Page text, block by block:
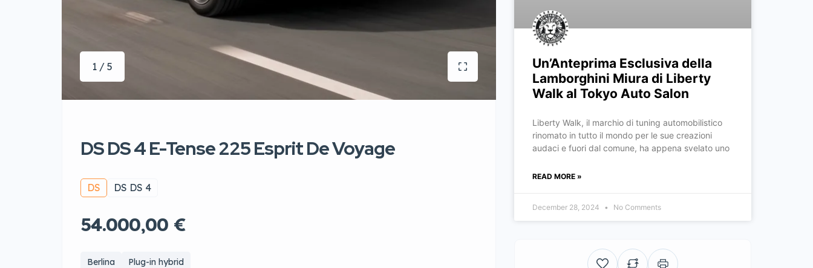
1 / 5
DS DS 4 E-Tense 225 Esprit De Voyage
DS DS DS 4
54.000,00 €
Berlina Plug-in hybrid
Un’Anteprima Esclusiva della
Lamborghini Miura di Liberty
Walk al Tokyo Auto Salon
Liberty Walk, il marchio di tuning automobilistico
rinomato in tutto il mondo per le sue creazioni
audaci e fuori dal comune, ha appena svelato uno
READ MORE »
December 28, 2024 No Comments